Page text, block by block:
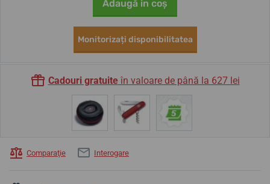
Adaugă in coş
Monitorizați disponibilitatea
Cadouri gratuiteîn valoare de până la 627 lei
Comparaţie Interogare